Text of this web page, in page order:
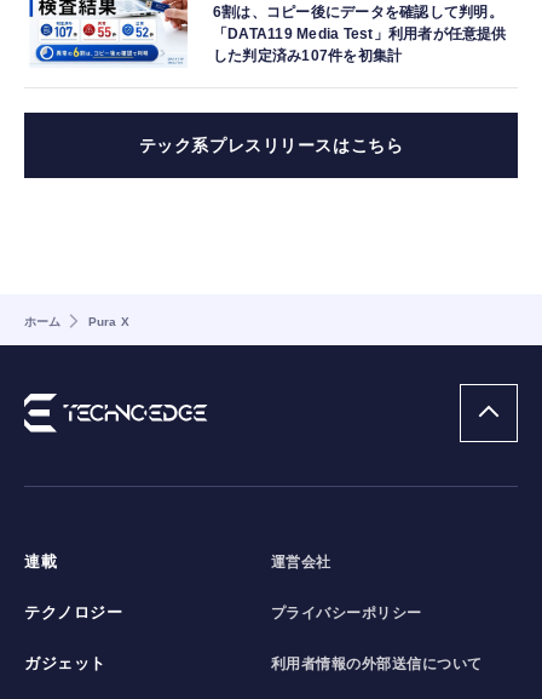
6割は、コピー後にデータを確認して判明。
「DATA119 Media Test」利用者が任意提供
した判定済み107件を初集計
テック系プレスリリースはこちら
ホーム Pura X
連載
テクノロジー
ガジェット
運営会社
プライバシーポリシー
利用者情報の外部送信について